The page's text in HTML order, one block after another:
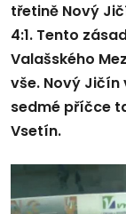
třetině Nový
4:1. Tento
Valašského
vše. Nový
sedmé příčce
Vsetín.